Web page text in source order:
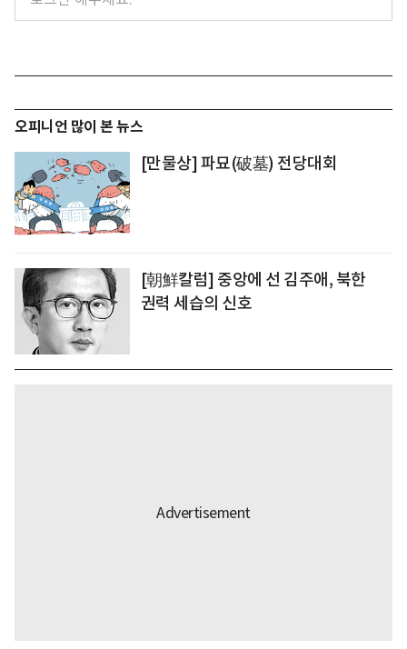
오피니언 많이 본 뉴스
[만물상] 파묘(破墓) 전당대회
[朝鮮칼럼] 중앙에 선 김주애, 북한
권력 세습의 신호